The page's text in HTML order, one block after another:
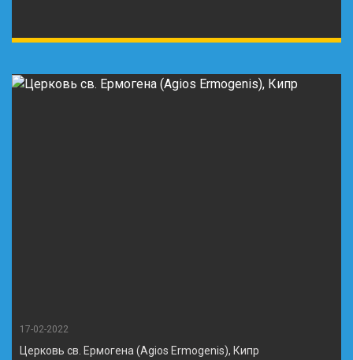
17-02-2022
Церковь св. Ермогена (Agios Ermogenis), Кипр